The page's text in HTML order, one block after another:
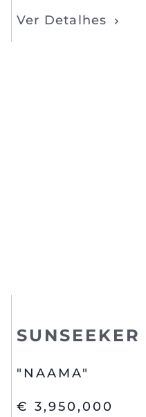
Ver Detalhes
"NAAMA"
€ 3,950,000